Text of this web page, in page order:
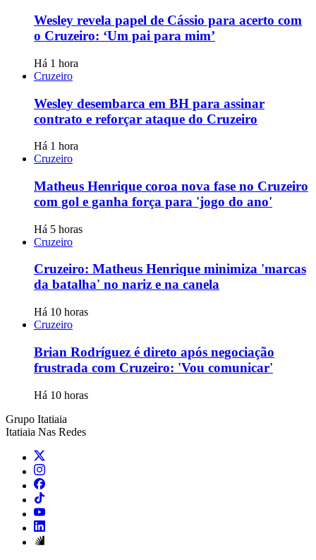
Wesley revela papel de Cássio para acerto com
o Cruzeiro: ‘Um pai para mim’
Há 1 hora
Cruzeiro
Wesley desembarca em BH para assinar
contrato e reforçar ataque do Cruzeiro
Há 1 hora
Cruzeiro
Matheus Henrique coroa nova fase no Cruzeiro
com gol e ganha força para 'jogo do ano'
Há 5 horas
Cruzeiro
Cruzeiro: Matheus Henrique minimiza 'marcas
da batalha' no nariz e na canela
Há 10 horas
Cruzeiro
Brian Rodríguez é direto após negociação
frustrada com Cruzeiro: 'Vou comunicar'
Há 10 horas
Grupo Itatiaia
Itatiaia Nas Redes